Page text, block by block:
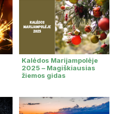
Kalėdos Marijampolėje
2025 – Magiškiausias
žiemos gidas